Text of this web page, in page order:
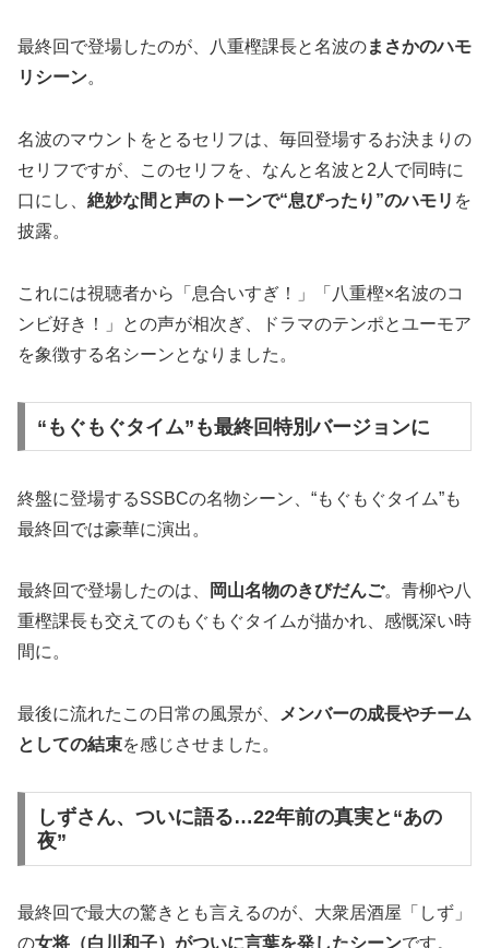
最終回で登場したのが、八重樫課長と名波のまさかのハモ
リシーン。
名波のマウントをとるセリフは、毎回登場するお決まりの
セリフですが、このセリフを、なんと名波と2人で同時に
口にし、 絶妙な間と声のトーンで“息ぴったり”のハモリ を
披露。
これには視聴者から「息合いすぎ！」「八重樫×名波のコ
ンビ好き！」との声が相次ぎ、ドラマのテンポとユーモア
を象徴する名シーンとなりました。
“もぐもぐタイム”も最終回特別バージョンに
終盤に登場するSSBCの名物シーン、“もぐもぐタイム”も
最終回では豪華に演出。
最終回で登場したのは、 岡山名物のきびだんご。青柳や八
重樫課長も交えてのもぐもぐタイムが描かれ、感慨深い時
間に。
最後に流れたこの日常の風景が、
メンバーの成長やチーム
としての結束を感じさせました。
しずさん、ついに語る…22年前の真実と“あの
夜”
最終回で最大の驚きとも言えるのが、大衆居酒屋「しず」
の女将（白川和子）がついに言葉を発したシーンです。